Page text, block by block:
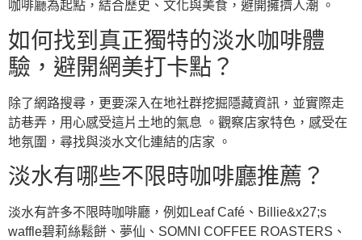
咖啡廳為起點，結合歷史、文化與美食，避開擁擠人潮 。
如何找到真正獨特的淡水咖啡體
驗，避開網美打卡點？
除了網路搜尋，更要深入在地社群挖掘隱藏資訊，並實際走
訪巷弄，用心感受這片土地的氣息 。觀察店家特色，感受在
地氛圍，尋找與淡水文化連結的店家 。
淡水有哪些不限時咖啡廳推薦？
淡水有許多不限時咖啡廳，例如Leaf Café、Billie&x27;s
waffle碧莉絲鬆餅、夢仙、SOMNI COFFEE ROASTERS、